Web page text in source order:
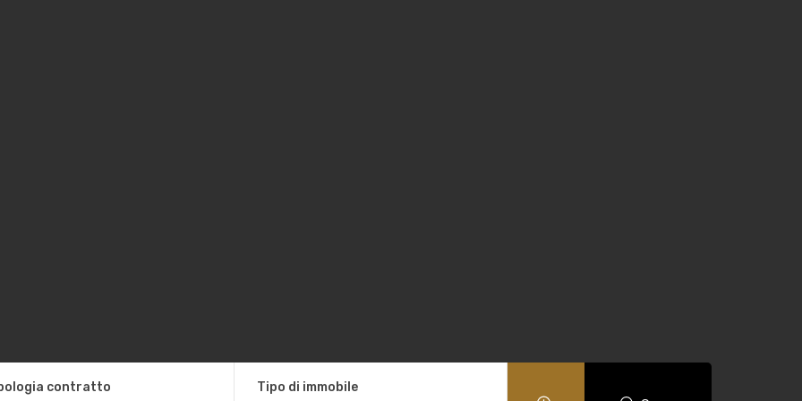
contratto Tipo di immobile